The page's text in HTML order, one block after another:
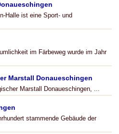
Halle ist eine Sport- und
im Färbeweg wurde im Jahr
Marstall Donaueschingen
Marstall Donaueschingen, ...
stammende Gebäude der